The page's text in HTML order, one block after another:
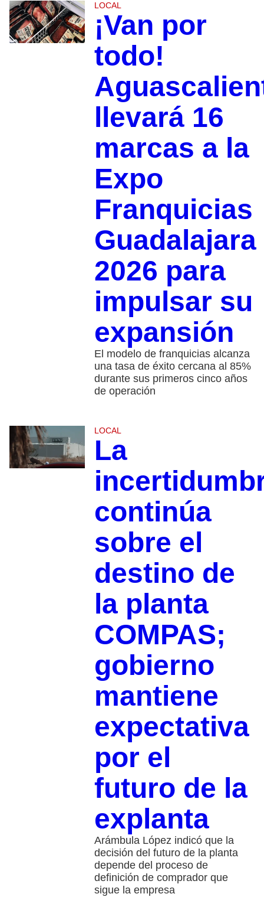
LOCAL
¡Van por
todo!
llevará 16
marcas a la
Expo
Franquicias
Guadalajara
2026 para
impulsar su
expansión
El modelo de franquicias alcanza
una tasa de éxito cercana al 85%
durante sus primeros cinco años
de operación
LOCAL
La
continúa
sobre el
destino de
la planta
COMPAS;
gobierno
mantiene
expectativa
por el
futuro de la
explanta
Arámbula López indicó que la
decisión del futuro de la planta
depende del proceso de
definición de comprador que
sigue la empresa